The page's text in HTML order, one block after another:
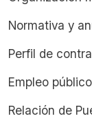
Normativa y
Perfil de
Empleo público
Relación de